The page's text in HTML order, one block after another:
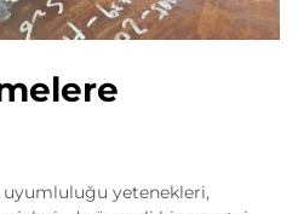
uyumluluğu yetenekleri,